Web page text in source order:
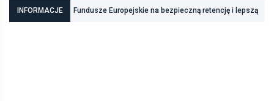
powietrza
INFORMACJE Fundusze Europejskie na bezpieczną retencję i lepszą